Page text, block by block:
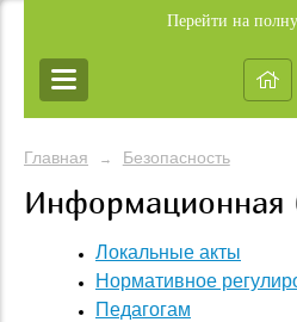
Перейти на
Главная → Безопасность
Информационная
Локальные акты
Нормативное
Педагогам